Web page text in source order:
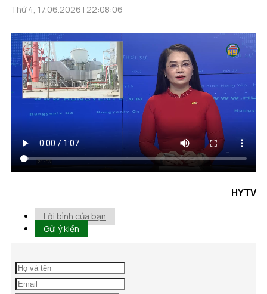
Thứ 4, 17.06.2026 | 22:08:06
HYTV
Lời bình của bạn
Gửi ý kiến